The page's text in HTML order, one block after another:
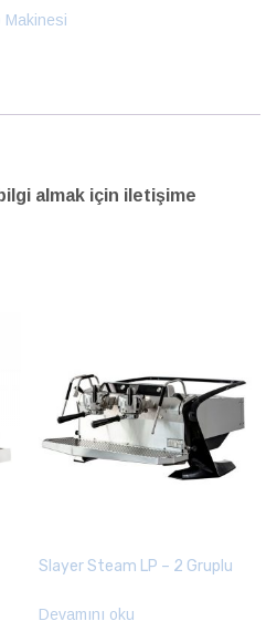
Makinesi
bilgi almak için iletişime
Slayer Steam LP – 2 Gruplu
Devamını oku